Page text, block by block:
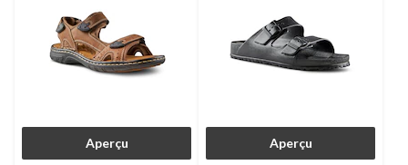
Aperçu Aperçu